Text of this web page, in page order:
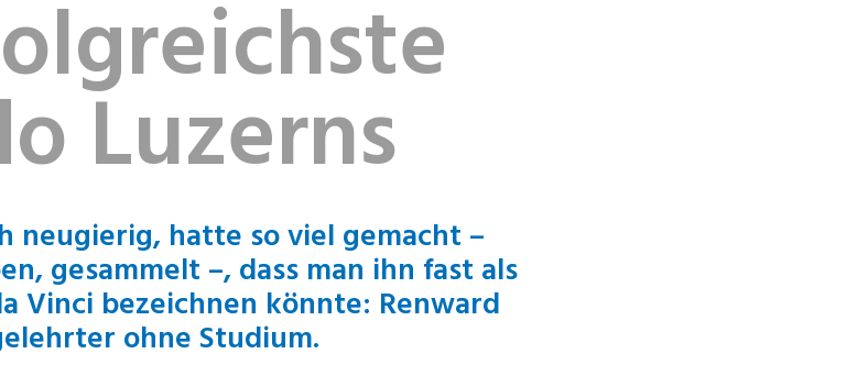
Luzerns
neugierig, hatte so viel gemacht –
gesammelt –, dass man ihn fast als
Vinci bezeichnen könnte: Renward
ohne Studium.